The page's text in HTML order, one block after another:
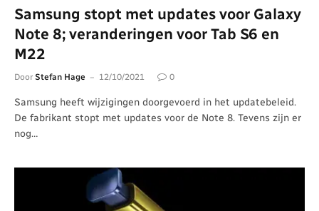
Samsung stopt met updates voor Galaxy
Note 8; veranderingen voor Tab S6 en
M22
Door Stefan Hage 12/10/2021 0
Samsung heeft wijzigingen doorgevoerd in het updatebeleid.
De fabrikant stopt met updates voor de Note 8. Tevens zijn er
nog…